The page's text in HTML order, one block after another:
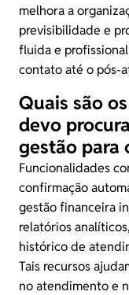
melhora a
previsibilidade e
fluida e
contato até o pós-
Quais são
devo
gestão para
Funcionalidades
confirmação
gestão financeira
relatórios
histórico de
Tais recursos
no atendimento e